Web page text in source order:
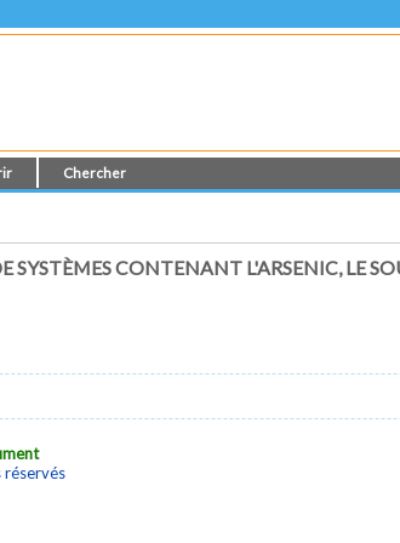
Chercher
CONTENANT L'ARSENIC, LE